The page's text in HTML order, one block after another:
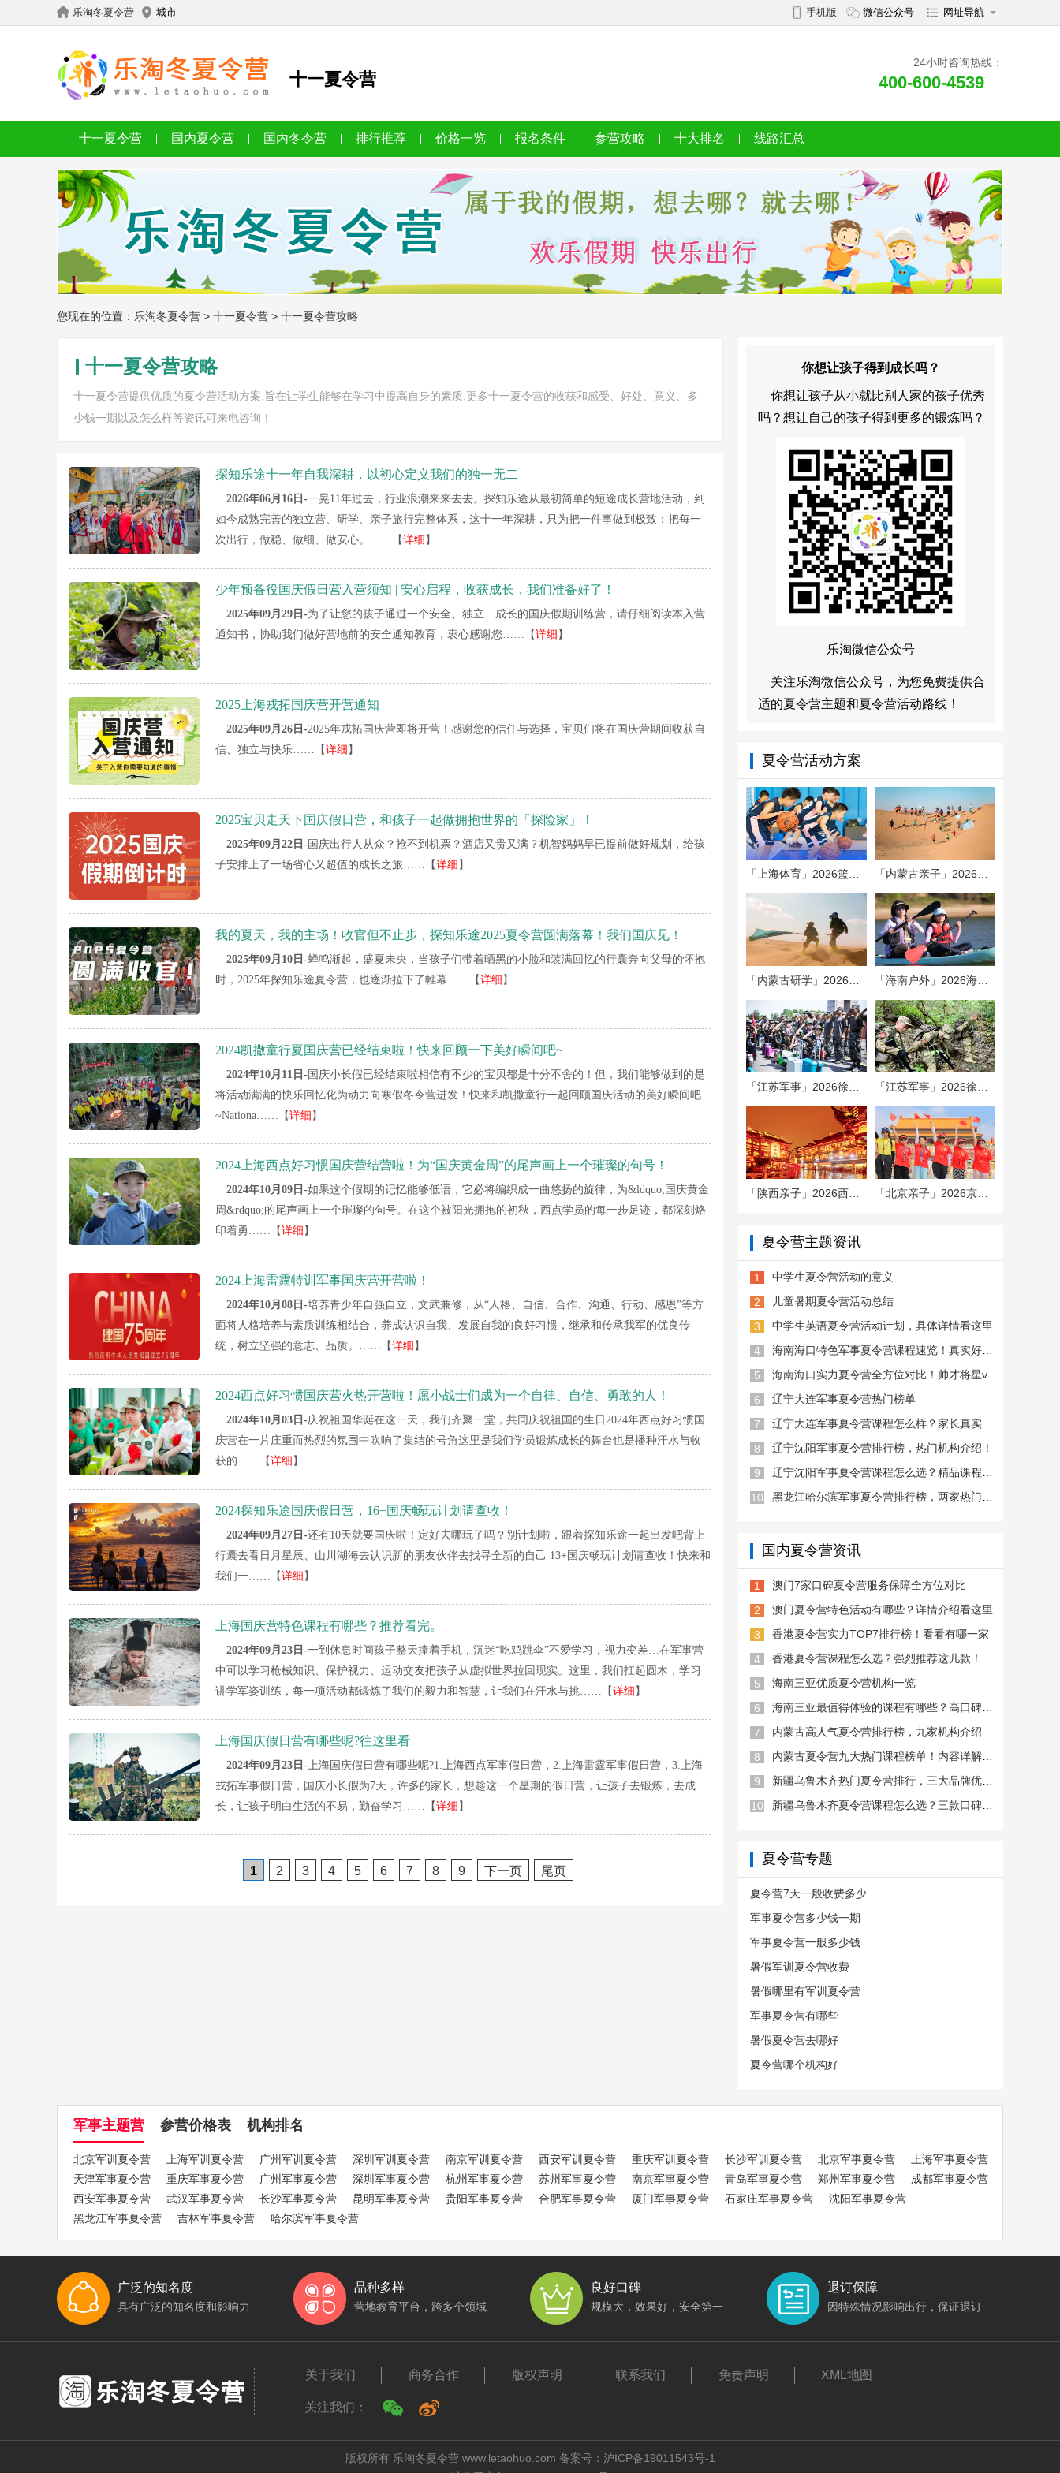
乐淘冬夏令营 城市 网址导航
微信公众号
手机版
十一夏令营
24小时咨询热线：
400-600-4539
十一夏令营 国内夏令营 国内冬令营 排行推荐 价格一览 报名条件 参营攻略 十大排名 线路汇总
您现在的位置： 乐淘冬夏令营 > 十一夏令营 > 十一夏令营攻略
十一夏令营攻略
十一夏令营提供优质的夏令营活动方案,旨在让学生能够在学习中提高自身的素质,更多十一夏令营的收获和感受、好处、意义、多
少钱一期以及怎么样等资讯可来电咨询！
探知乐途十一年自我深耕，以初心定义我们的独一无二
2026年06月16日-一晃11年过去，行业浪潮来来去去。探知乐途从最初简单的短途成长营地活动，到
如今成熟完善的独立营、研学、亲子旅行完整体系，这十一年深耕，只为把一件事做到极致：把每一
次出行，做稳、做细、做安心。……【详细 】
少年预备役国庆假日营入营须知 | 安心启程，收获成长，我们准备好了！
2025年09月29日-为了让您的孩子通过一个安全、独立、成长的国庆假期训练营，请仔细阅读本入营
通知书，协助我们做好营地前的安全通知教育，衷心感谢您……【详细 】
2025上海戎拓国庆营开营通知
2025年09月26日-2025年戎拓国庆营即将开营！感谢您的信任与选择，宝贝们将在国庆营期间收获自
信、独立与快乐……【详细 】
2025宝贝走天下国庆假日营，和孩子一起做拥抱世界的「探险家」！
2025年09月22日- 国庆出行人从众？抢不到机票？酒店又贵又满？机智妈妈早已提前做好规划，给孩
子安排上了一场省心又超值的成长之旅……【详细 】
我的夏天，我的主场！收官但不止步，探知乐途2025夏令营圆满落幕！我们国庆见！
2025年09月10日-蝉鸣渐起，盛夏未央，当孩子们带着晒黑的小脸和装满回忆的行囊奔向父母的怀抱
时，2025年探知乐途夏令营，也逐渐拉下了帷幕……【详细 】
2024凯撒童行夏国庆营已经结束啦！快来回顾一下美好瞬间吧~
2024年10月11日- 国庆小长假已经结束啦相信有不少的宝贝都是十分不舍的！但，我们能够做到的是
将活动满满的快乐回忆化为动力向寒假冬令营进发！快来和凯撒童行一起回顾国庆活动的美好瞬间吧
~Nationa……【详细 】
2024上海西点好习惯国庆营结营啦！为“国庆黄金周”的尾声画上一个璀璨的句号！
2024年10月09日-如果这个假期的记忆能够低语，它必将编织成一曲悠扬的旋律，为&ldquo;国庆黄金
周&rdquo;的尾声画上一个璀璨的句号。在这个被阳光拥抱的初秋，西点学员的每一步足迹，都深刻烙
印着勇……【详细 】
2024上海雷霆特训军事国庆营开营啦！
2024年10月08日-培养青少年自强自立，文武兼修，从“人格、自信、合作、沟通、行动、感恩”等方
面将人格培养与素质训练相结合，养成认识自我、发展自我的良好习惯，继承和传承我军的优良传
统，树立坚强的意志、品质。……【详细 】
2024西点好习惯国庆营火热开营啦！愿小战士们成为一个自律、自信、勇敢的人！
2024年10月03日-庆祝祖国华诞在这一天，我们齐聚一堂，共同庆祝祖国的生日2024年西点好习惯国
庆营在一片庄重而热烈的氛围中吹响了集结的号角这里是我们学员锻炼成长的舞台也是播种汗水与收
获的……【详细 】
2024探知乐途国庆假日营，16+国庆畅玩计划请查收！
2024年09月27日-还有10天就要国庆啦！定好去哪玩了吗？别计划啦，跟着探知乐途一起出发吧背上
行囊去看日月星辰、山川湖海去认识新的朋友伙伴去找寻全新的自己 13+国庆畅玩计划请查收！快来和
我们一……【详细 】
上海国庆营特色课程有哪些？推荐看完。
2024年09月23日-一到休息时间孩子整天捧着手机，沉迷“吃鸡跳伞”不爱学习，视力变差…在军事营
中可以学习枪械知识、保护视力、运动交友把孩子从虚拟世界拉回现实。这里，我们扛起圆木，学习
讲学军姿训练，每一项活动都锻炼了我们的毅力和智慧，让我们在汗水与挑……【详细 】
上海国庆假日营有哪些呢?往这里看
2024年09月23日-上海国庆假日营有哪些呢?1.上海西点军事假日营，2.上海雷霆军事假日营，3.上海
戎拓军事假日营，国庆小长假为7天，许多的家长，想趁这一个星期的假日营，让孩子去锻炼，去成
长，让孩子明白生活的不易，勤奋学习……【详细 】
1 2 3 4 5 6 7 8 9 下一页 尾页
你想让孩子得到成长吗？
你想让孩子从小就比别人家的孩子优秀
吗？想让自己的孩子得到更多的锻炼吗？
乐淘微信公众号
关注乐淘微信公众号，为您免费提供合
适的夏令营主题和夏令营活动路线！
夏令营活动方案
夏令营主题资讯
1
中学生夏令营活动的意义
2
儿童暑期夏令营活动总结
3
中学生英语夏令营活动计划，具体详情看这里
4
5
6
辽宁大连军事夏令营热门榜单
7
8
辽宁沈阳军事夏令营排行榜，热门机构介绍！
9
10
国内夏令营资讯
1
澳门7家口碑夏令营服务保障全方位对比
2
澳门夏令营特色活动有哪些？详情介绍看这里
3
香港夏令营实力TOP7排行榜！看看有哪一家
4
香港夏令营课程怎么选？强烈推荐这几款！
5
海南三亚优质夏令营机构一览
6
7
内蒙古高人气夏令营排行榜，九家机构介绍
8
9
10
夏令营专题
夏令营7天一般收费多少
军事夏令营多少钱一期
军事夏令营一般多少钱
暑假军训夏令营收费
暑假哪里有军训夏令营
军事夏令营有哪些
暑假夏令营去哪好
夏令营哪个机构好
军事主题营 参营价格表 机构排名
北京军训夏令营 上海军训夏令营 广州军训夏令营 深圳军训夏令营 南京军训夏令营 西安军训夏令营 重庆军训夏令营 长沙军训夏令营 北京军事夏令营
上海军事夏令营
天津军事夏令营
重庆军事夏令营 广州军事夏令营 深圳军事夏令营 杭州军事夏令营 苏州军事夏令营 南京军事夏令营 青岛军事夏令营 郑州军事夏令营
成都军事夏令营
西安军事夏令营
武汉军事夏令营 长沙军事夏令营 昆明军事夏令营 贵阳军事夏令营 合肥军事夏令营 厦门军事夏令营 石家庄军事夏令营
沈阳军事夏令营
黑龙江军事夏令营
吉林军事夏令营 哈尔滨军事夏令营
广泛的知名度
具有广泛的知名度和影响力
品种多样
营地教育平台，跨多个领域
良好口碑
规模大，效果好，安全第一
退订保障
因特殊情况影响出行，保证退订
关于我们 商务合作 版权声明 联系我们 免责声明 XML地图
关注我们：
版权所有 乐淘冬夏令营 www.letaohuo.com 备案号： 沪ICP备19011543号-1